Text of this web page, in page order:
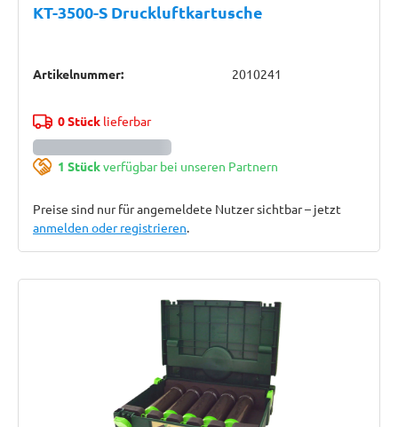
KT-3500-S Druckluftkartusche
Artikelnummer: 2010241
0 Stücklieferbar
1 Stückverfügbar bei unseren Partnern
Preise sind nur für angemeldete Nutzer sichtbar – jetzt
anmelden oder registrieren.